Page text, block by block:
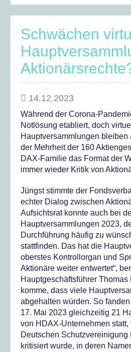
Schwächen
14.12.2023
Während der Corona-
Notlösung etabliert, doch
Hauptversammlungen bleiben
der Mehrheit der 160
DAX-Familie das Format der
immer wieder Kritik von
Jüngst stimmte der
echter Dialog zwischen
Aufsichtsrat konnte auch bei
Hauptversammlungen 2023,
Durchführung häufig zu
stattfinden. Das hat die
oberstes Kontrollorgan und
Aktionäre weiter entwertet“,
Hauptgeschäftsführer Thomas
komme, dass viele
abgehalten würden. So
17. Mai 2023 gleichzeitig 21
von HDAX-Unternehmen
Deutschen Schutzvereinigung
kritisiert wurde, in deren